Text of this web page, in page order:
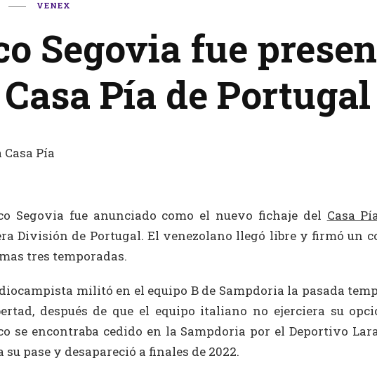
VENEX
Segovia fue
Pía de Portugal
Segovia fue anunciado como el nuevo fichaje del Casa
División de Portugal. El venezolano llegó libre y firmó un
tres temporadas.
militó en el equipo B de Sampdoria la pasada
después de que el equipo italiano no ejerciera su
se encontraba cedido en la Sampdoria por el Deportivo
su pase y desapareció a finales de 2022.